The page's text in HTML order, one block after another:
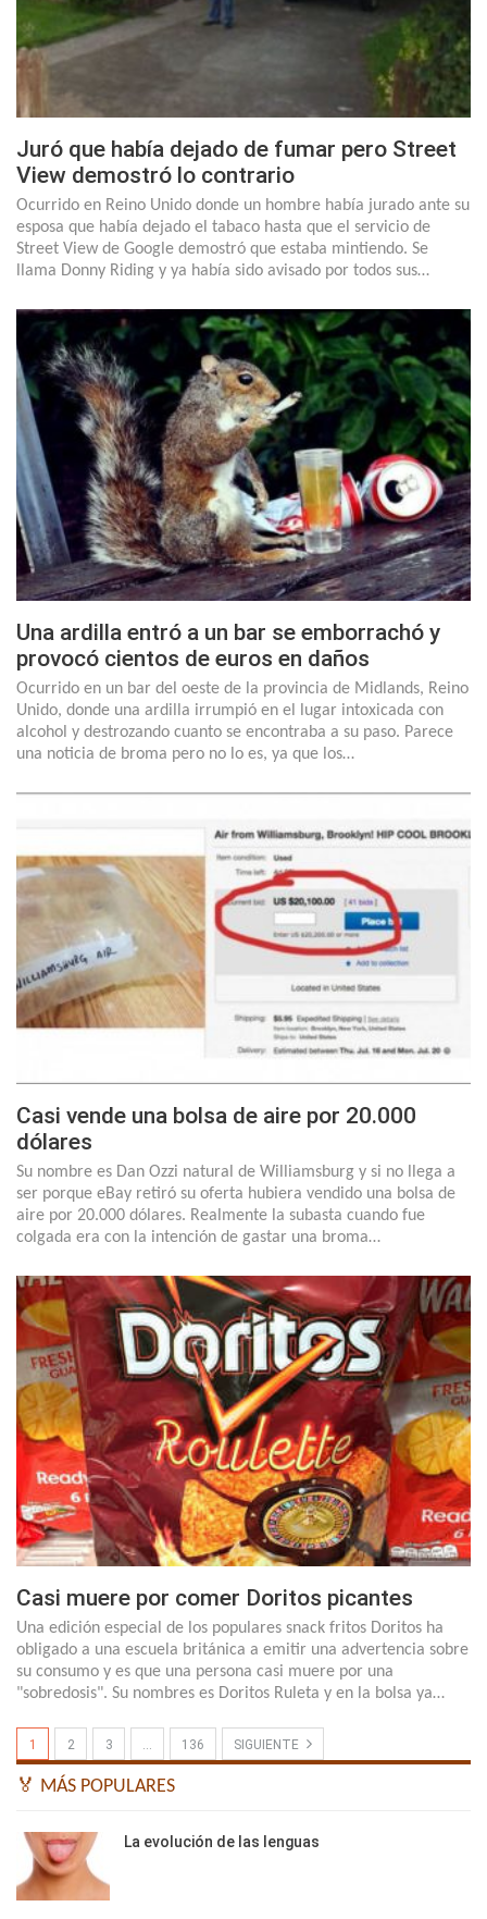
Juró que había dejado de fumar pero Street
View demostró lo contrario
Ocurrido en Reino Unido donde un hombre había jurado ante su
esposa que había dejado el tabaco hasta que el servicio de
Street View de Google demostró que estaba mintiendo. Se
llama Donny Riding y ya había sido avisado por todos sus…
Una ardilla entró a un bar se emborrachó y
provocó cientos de euros en daños
Ocurrido en un bar del oeste de la provincia de Midlands, Reino
Unido, donde una ardilla irrumpió en el lugar intoxicada con
alcohol y destrozando cuanto se encontraba a su paso. Parece
una noticia de broma pero no lo es, ya que los…
Casi vende una bolsa de aire por 20.000
dólares
Su nombre es Dan Ozzi natural de Williamsburg y si no llega a
ser porque eBay retiró su oferta hubiera vendido una bolsa de
aire por 20.000 dólares. Realmente la subasta cuando fue
colgada era con la intención de gastar una broma…
Casi muere por comer Doritos picantes
Una edición especial de los populares snack fritos Doritos ha
obligado a una escuela británica a emitir una advertencia sobre
su consumo y es que una persona casi muere por una
"sobredosis". Su nombres es Doritos Ruleta y en la bolsa ya…
1 2 3 … 136 SIGUIENTE
🏅 MÁS POPULARES
La evolución de las lenguas